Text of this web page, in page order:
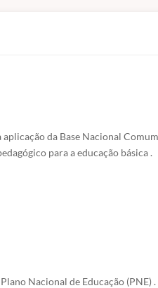
da Base Nacional
para a educação básica .
Nacional de Educação (PNE) .